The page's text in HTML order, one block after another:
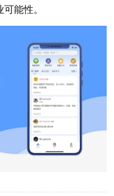
能性。